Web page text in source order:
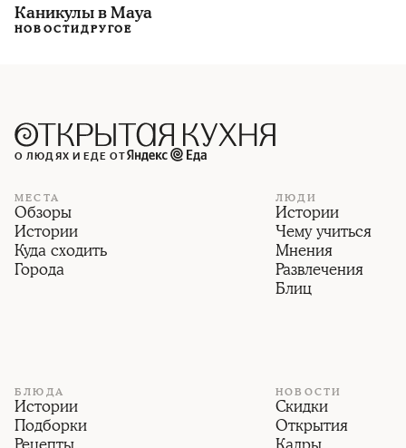
Каникулы в Maya
НОВОСТИДРУГОЕ
О ЛЮДЯХ И ЕДЕ ОТ
МЕСТА
Обзоры
Истории
Куда сходить
Города
ЛЮДИ
Истории
Чему учиться
Мнения
Развлечения
Блиц
БЛЮДА
Истории
Подборки
НОВОСТИ
Скидки
Открытия